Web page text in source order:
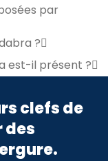
par
?
est-il présent ?
clefs de
des